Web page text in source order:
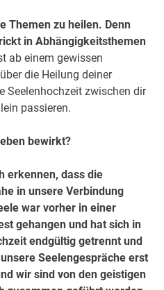
Themen zu heilen. Denn
in Abhängigkeitsthemen
ab einem gewissen
die Heilung deiner
Seelenhochzeit zwischen dir
passieren.
bewirkt?
erkennen, dass die
in unsere Verbindung
war vorher in einer
gehangen und hat sich in
endgültig getrennt und
Seelengespräche erst
wir sind von den geistigen